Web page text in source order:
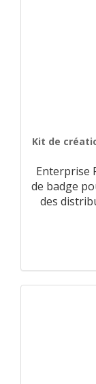
Kit de
Enterprise
de badge
des